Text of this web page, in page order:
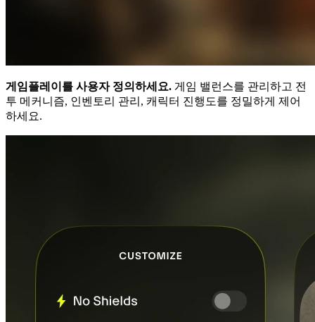
게임플레이를 사용자 정의하세요. 게임 밸런스를 관리하고 전
투 메커니즘, 인벤토리 관리, 캐릭터 진행도를 정밀하게 제어
하세요.